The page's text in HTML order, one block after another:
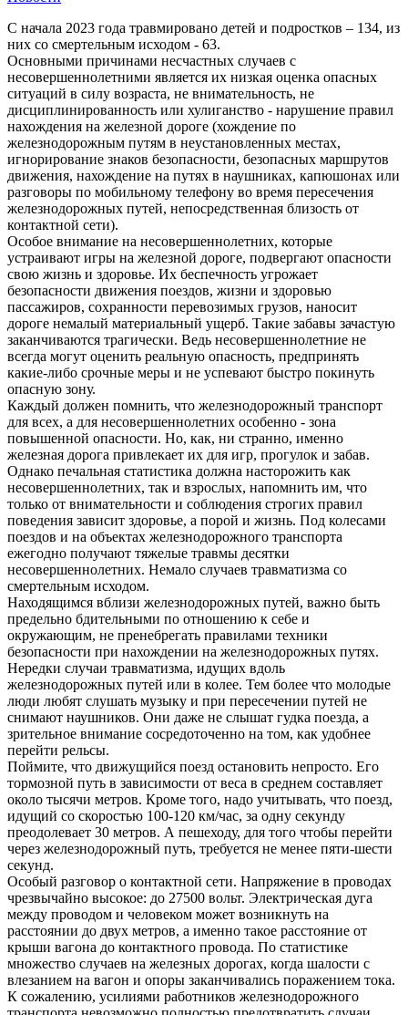
С начала 2023 года травмировано детей и подростков – 134, из
них со смертельным исходом - 63.
Основными причинами несчастных случаев с
несовершеннолетними является их низкая оценка опасных
ситуаций в силу возраста, не внимательность, не
дисциплинированность или хулиганство - нарушение правил
нахождения на железной дороге (хождение по
железнодорожным путям в неустановленных местах,
игнорирование знаков безопасности, безопасных маршрутов
движения, нахождение на путях в наушниках, капюшонах или
разговоры по мобильному телефону во время пересечения
железнодорожных путей, непосредственная близость от
контактной сети).
Особое внимание на несовершеннолетних, которые
устраивают игры на железной дороге, подвергают опасности
свою жизнь и здоровье. Их беспечность угрожает
безопасности движения поездов, жизни и здоровью
пассажиров, сохранности перевозимых грузов, наносит
дороге немалый материальный ущерб. Такие забавы зачастую
заканчиваются трагически. Ведь несовершеннолетние не
всегда могут оценить реальную опасность, предпринять
какие-либо срочные меры и не успевают быстро покинуть
опасную зону.
Каждый должен помнить, что железнодорожный транспорт
для всех, а для несовершеннолетних особенно - зона
повышенной опасности. Но, как, ни странно, именно
железная дорога привлекает их для игр, прогулок и забав.
Однако печальная статистика должна насторожить как
несовершеннолетних, так и взрослых, напомнить им, что
только от внимательности и соблюдения строгих правил
поведения зависит здоровье, а порой и жизнь. Под колесами
поездов и на объектах железнодорожного транспорта
ежегодно получают тяжелые травмы десятки
несовершеннолетних. Немало случаев травматизма со
смертельным исходом.
Находящимся вблизи железнодорожных путей, важно быть
предельно бдительными по отношению к себе и
окружающим, не пренебрегать правилами техники
безопасности при нахождении на железнодорожных путях.
Нередки случаи травматизма, идущих вдоль
железнодорожных путей или в колее. Тем более что молодые
люди любят слушать музыку и при пересечении путей не
снимают наушников. Они даже не слышат гудка поезда, а
зрительное внимание сосредоточенно на том, как удобнее
перейти рельсы.
Поймите, что движущийся поезд остановить непросто. Его
тормозной путь в зависимости от веса в среднем составляет
около тысячи метров. Кроме того, надо учитывать, что поезд,
идущий со скоростью 100-120 км/час, за одну секунду
преодолевает 30 метров. А пешеходу, для того чтобы перейти
через железнодорожный путь, требуется не менее пяти-шести
секунд.
Особый разговор о контактной сети. Напряжение в проводах
чрезвычайно высокое: до 27500 вольт. Электрическая дуга
между проводом и человеком может возникнуть на
расстоянии до двух метров, а именно такое расстояние от
крыши вагона до контактного провода. По статистике
множество случаев на железных дорогах, когда шалости с
влезанием на вагон и опоры заканчивались поражением тока.
К сожалению, усилиями работников железнодорожного